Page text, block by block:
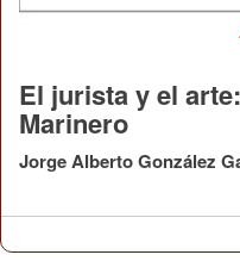
El jurista y el
Marinero
Jorge Alberto González